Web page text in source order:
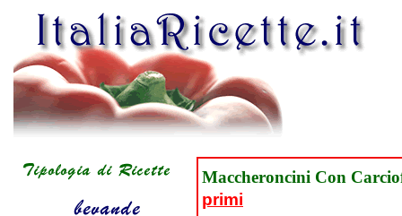
Maccheroncini Con
primi